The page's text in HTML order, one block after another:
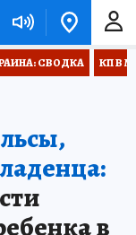
СВОДКА КП В
в